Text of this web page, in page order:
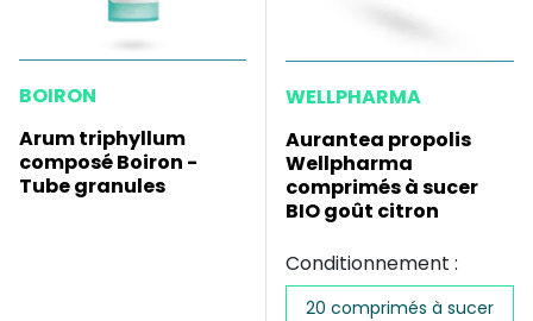
BOIRON
Arum triphyllum
composé Boiron -
Tube granules
WELLPHARMA
Aurantea propolis
Wellpharma
comprimés à sucer
BIO goût citron
Conditionnement :
20 comprimés à sucer